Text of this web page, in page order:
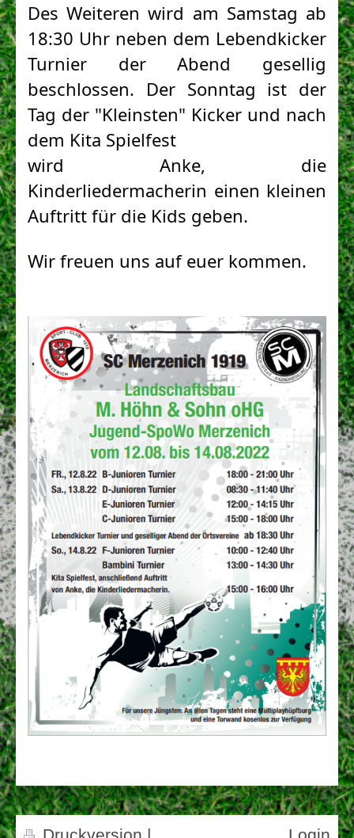
Des Weiteren wird am Samstag ab
18:30 Uhr neben dem Lebendkicker
Turnier der Abend gesellig
beschlossen. Der Sonntag ist der
Tag der "Kleinsten" Kicker und nach
dem Kita Spielfest
wird Anke, die
Kinderliedermacherin einen kleinen
Auftritt für die Kids geben.
Wir freuen uns auf euer kommen.